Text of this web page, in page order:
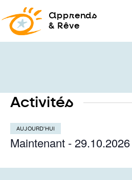
apprends
& Rêve
Activités
AUJOURD’HUI
Maintenant - 29.10.2026